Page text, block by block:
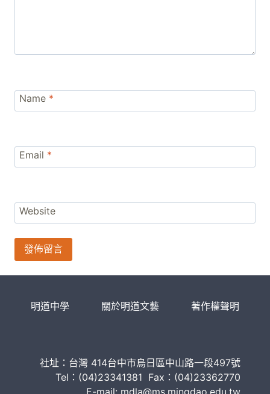
Name *
Email *
Website
明道中學 關於明道文藝 著作權聲明
社址：台灣 414台中市烏日區中山路一段497號
Tel：(04)23341381 Fax：(04)23362770
E-mail: mdla@ms.mingdao.edu.tw